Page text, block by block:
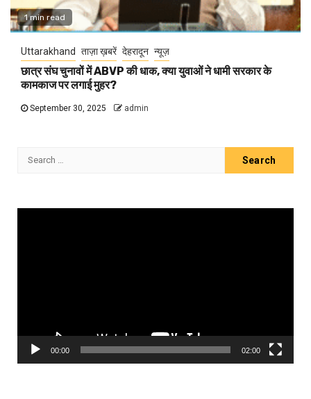
1 min read
Uttarakhand ताज़ा ख़बरें देहरादून न्यूज़
छात्र संघ चुनावों में ABVP की धाक, क्या युवाओं ने धामी सरकार के
कामकाज पर लगाई मुहर?
September 30, 2025 admin
Search
00:00 02:00